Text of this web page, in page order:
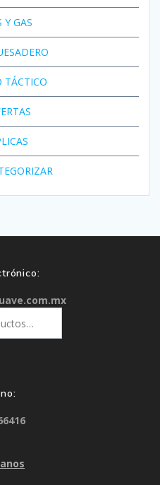
Y GAS
TÁCTICO